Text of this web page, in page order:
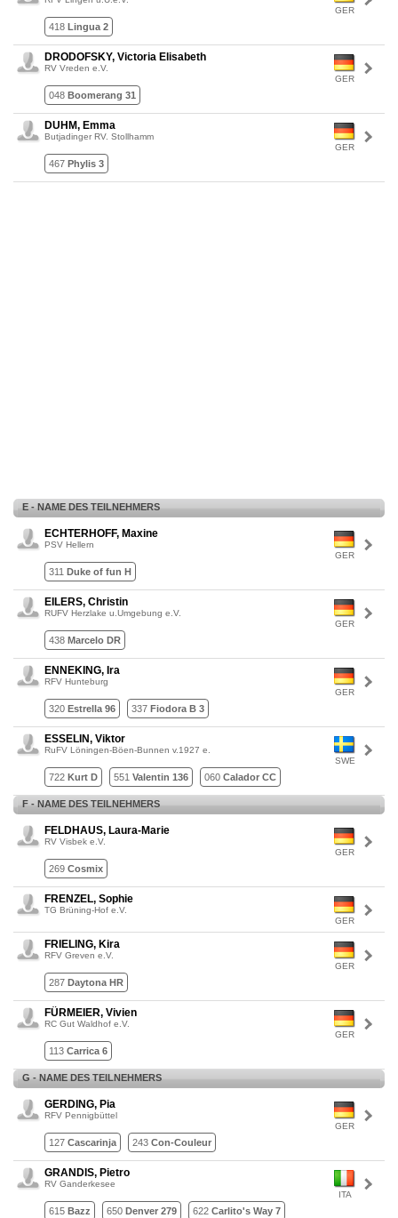
GER
418 Lingua 2
GER
DRODOFSKY, Victoria Elisabeth
RV Vreden e.V.
048 Boomerang 31
GER
DUHM, Emma
Butjadinger RV. Stollhamm
467 Phylis 3
E - NAME DES TEILNEHMERS
GER
ECHTERHOFF, Maxine
PSV Hellern
311 Duke of fun H
GER
EILERS, Christin
RUFV Herzlake u.Umgebung e.V.
438 Marcelo DR
GER
ENNEKING, Ira
RFV Hunteburg
320 Estrella 96 337 Fiodora B 3
SWE
ESSELIN, Viktor
RuFV Löningen-Böen-Bunnen v.1927 e.
722 Kurt D 551 Valentin 136 060 Calador CC
F - NAME DES TEILNEHMERS
GER
FELDHAUS, Laura-Marie
RV Visbek e.V.
269 Cosmix
GER
FRENZEL, Sophie
TG Brüning-Hof e.V.
GER
FRIELING, Kira
RFV Greven e.V.
287 Daytona HR
GER
FÜRMEIER, Vivien
RC Gut Waldhof e.V.
113 Carrica 6
G - NAME DES TEILNEHMERS
GER
GERDING, Pia
RFV Pennigbüttel
127 Cascarinja 243 Con-Couleur
ITA
GRANDIS, Pietro
RV Ganderkesee
615 Bazz 650 Denver 279 622 Carlito's Way 7